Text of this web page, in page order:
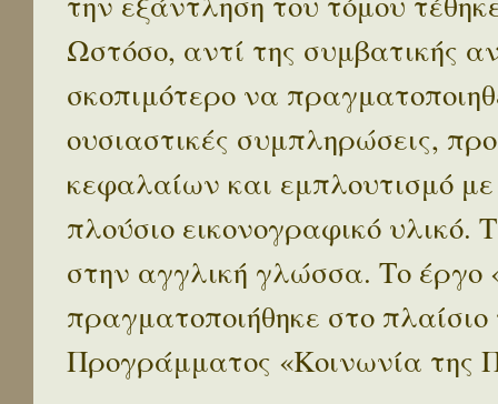
Ωστόσο, αντί της συμβατικής
σκοπιμότερο να
ουσιαστικές συμπληρώσεις,
κεφαλαίων και εμπλουτισμό
πλούσιο εικονογραφικό
στην αγγλική γλώσσα. Το
πραγματοποιήθηκε στο
Προγράμματος «Κοινωνία της